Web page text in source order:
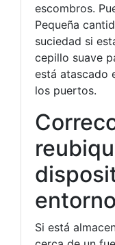
escombros.
Pequeña
suciedad si
cepillo suave
está atascado
los puertos.
Si está